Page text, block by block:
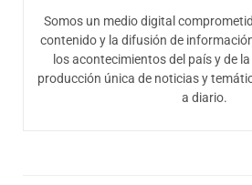
Somos un medio digital
contenido y la difusión de
los acontecimientos del país y de
producción única de noticias y
a diario.